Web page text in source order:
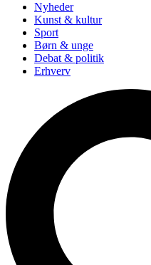
Nyheder
Kunst & kultur
Sport
Børn & unge
Debat & politik
Erhverv